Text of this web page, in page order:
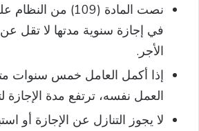
نصت المادة (109) من
الأجر.
إذا أكمل العامل خمس سنوات
العمل نفسه، ترتفع مدة الإجازة لتصل
لا يجوز التنازل عن الإجازة أو